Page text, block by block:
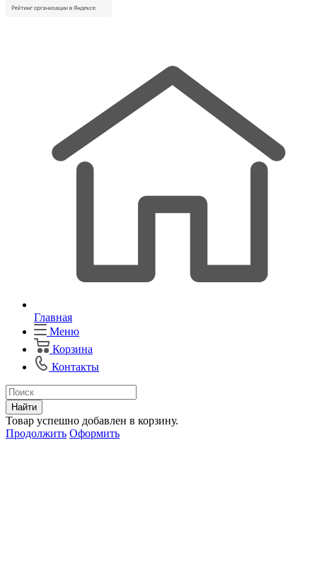
Главная
Меню
Корзина
Контакты
Найти
Товар успешно добавлен в корзину.
Продолжить Оформить